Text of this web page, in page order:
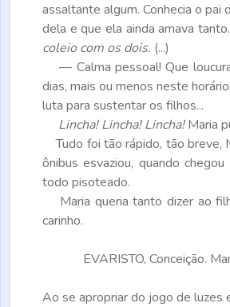
assaltante algum. Conhecia o pai
dela e que ela ainda amava
coleio com os dois. (...)
— Calma pessoal! Que
dias, mais ou menos neste
luta para sustentar os filhos...
Lincha! Lincha! Lincha!Maria
Tudo foi tão rápido, tão breve,
ônibus esvaziou, quando
todo pisoteado.
Maria queria tanto dizer ao
carinho.
EVARISTO, Conceição.
Ao se apropriar do jogo de luzes